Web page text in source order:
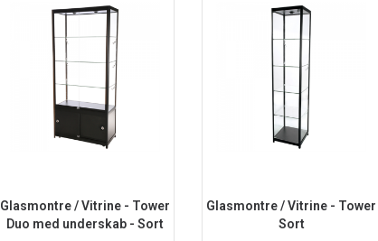
Glasmontre / Vitrine - Tower
Duo med underskab - Sort
Glasmontre / Vitrine - Tower
Sort